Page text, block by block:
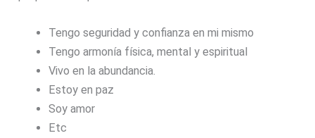
Tengo seguridad y confianza en mi mismo
Tengo armonía física, mental y espiritual
Vivo en la abundancia.
Estoy en paz
Soy amor
Etc